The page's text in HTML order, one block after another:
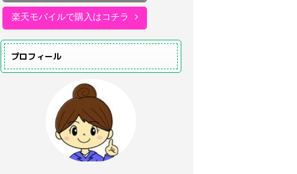
楽天モバイルで購入はコチラ
プロフィール